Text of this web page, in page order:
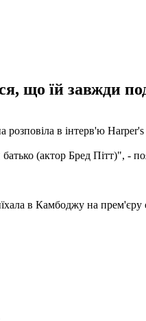
що їй завжди
в інтерв'ю Harper's
батько (актор Бред Пітт)", -
в Камбоджу на